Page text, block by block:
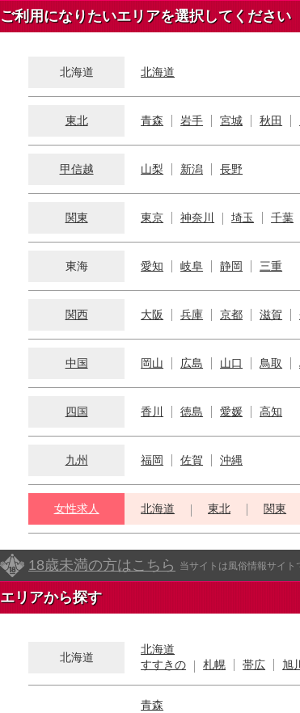
ご利用になりたいエリアを選択してください
北海道 北海道
東北 青森 岩手 宮城 秋田
甲信越 山梨 新潟 長野
関東 東京 神奈川 埼玉 千葉
東海 愛知 岐阜 静岡 三重
関西 大阪 兵庫 京都 滋賀
中国 岡山 広島 山口 鳥取
四国 香川 徳島 愛媛 高知
九州 福岡 佐賀 沖縄
女性求人 北海道 東北 関東
18歳未満の方はこちら 当サイトは風俗情報サイト
エリアから探す
北海道
北海道
すすきの
札幌 帯広 旭川
青森